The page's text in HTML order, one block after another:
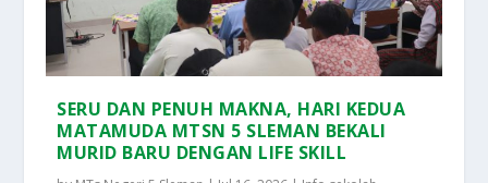
SERU DAN PENUH MAKNA, HARI KEDUA
MATAMUDA MTSN 5 SLEMAN BEKALI
MURID BARU DENGAN LIFE SKILL